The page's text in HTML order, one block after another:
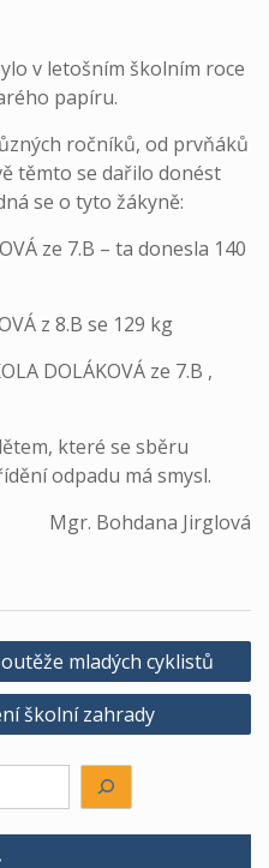
v letošním školním roce
papíru.
ročníků, od prvňáků
těmto se dařilo donést
se o tyto žákyně:
ze 7.B – ta donesla 140
z 8.B se 129 kg
DOLÁKOVÁ ze 7.B ,
které se sběru
odpadu má smysl.
Mgr. Bohdana Jirglová
mladých cyklistů
školní zahrady